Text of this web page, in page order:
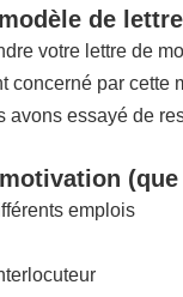
de
votre lettre de
par cette
avons essayé de
emplois